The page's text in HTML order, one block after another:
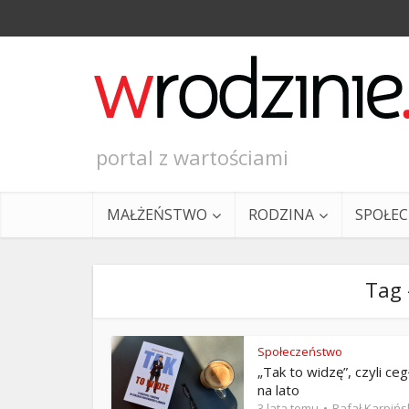
portal z wartościami
MAŁŻEŃSTWO RODZINA
Tag
Społeczeństwo
„Tak to widzę”, czyli
na lato